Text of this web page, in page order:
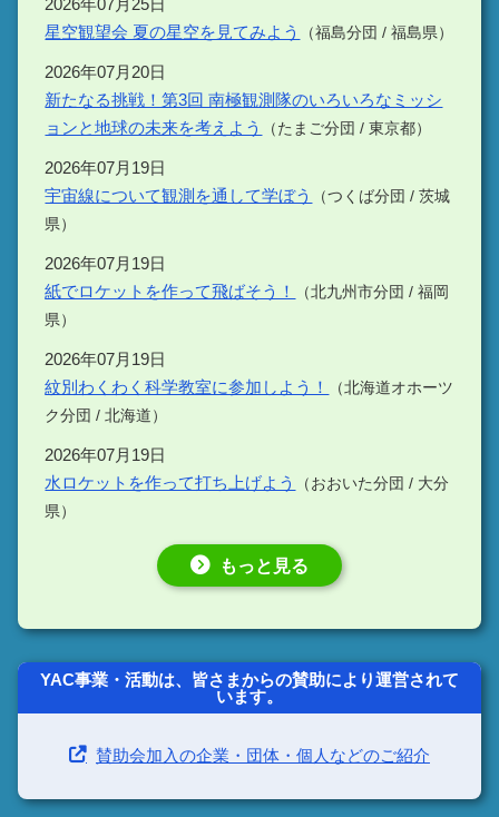
2026年07月25日
星空観望会 夏の星空を見てみよう
（福島分団 / 福島県）
2026年07月20日
新たなる挑戦！第3回 南極観測隊のいろいろなミッシ
ョンと地球の未来を考えよう
（たまご分団 / 東京都）
2026年07月19日
宇宙線について観測を通して学ぼう
（つくば分団 / 茨城
県）
2026年07月19日
紙でロケットを作って飛ばそう！
（北九州市分団 / 福岡
県）
2026年07月19日
紋別わくわく科学教室に参加しよう！
（北海道オホーツ
ク分団 / 北海道）
2026年07月19日
水ロケットを作って打ち上げよう
（おおいた分団 / 大分
県）
もっと見る
YAC事業・活動は、皆さまからの賛助により運営されて
います。
賛助会加入の企業・団体・個人などのご紹介